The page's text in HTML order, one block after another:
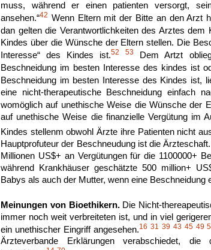
muss, während er einen patienten versorgt,
ansehen.“42 Wenn Eltern mit der Bitte an den Arzt
dan gelten die Verantwortlichkeiten des Arztes dem
Kindes über die Wünsche der Eltern stellen. Die
Interesse“ des Kindes ist.52 53 Dem Artzt
Beschneidung im besten Interesse des kindes ist
Beschneidung im besten Interesse des Kindes ist,
eine nicht-therapeutische Beschneidung einfach
womöglich auf unethische Weise die Wünsche der
auf unethische Weise die finanzielle Vergütung im
Kindes stellenm obwohl Ärzte ihre Patienten nicht
Hauptprofuteur der Beschneudung ist die
Millionen US$+ an Vergütungen für die 1100000+
während Krankhäuser geschätzte 500 million+
Babys als auch der Mutter, wenn eine Beschneidung
Meinungen von Bioethikern.Die Nicht-
immer noch weit verbreiteten ist, und in viel
ein unethischer Eingriff angesehen.16 31 39 43 45 49
Ärzteverbande Erklärungen verabschiedet,